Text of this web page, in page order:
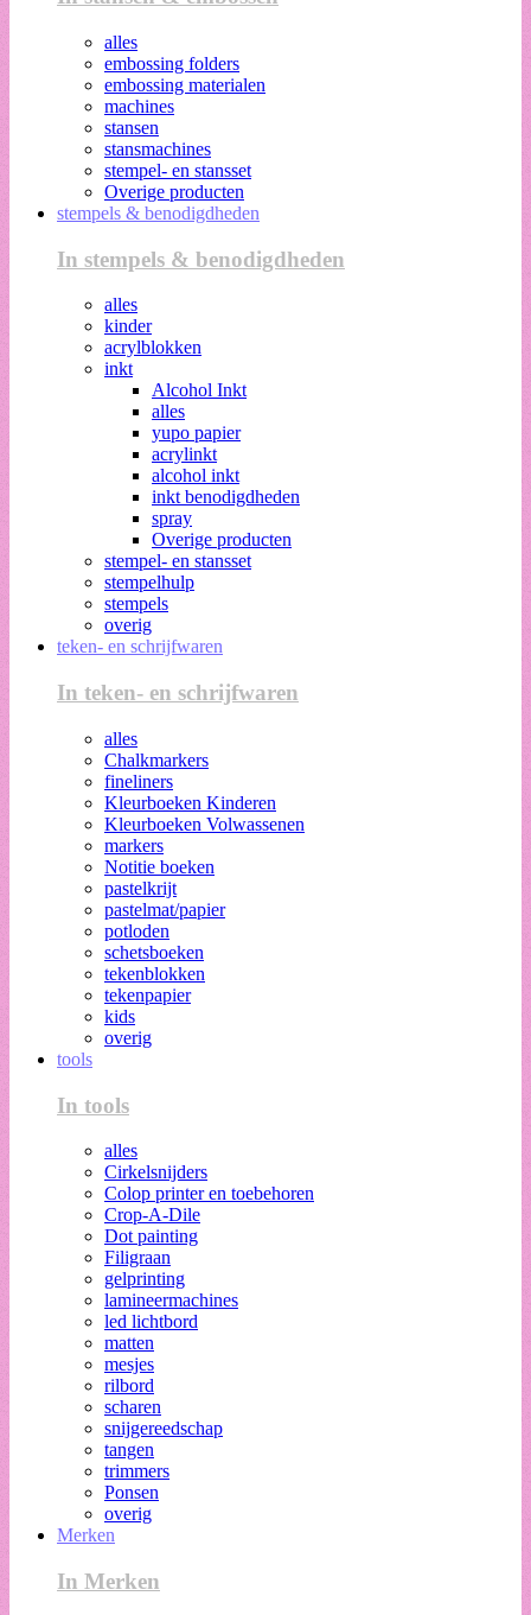
alles
embossing folders
embossing materialen
machines
stansen
stansmachines
stempel- en stansset
Overige producten
stempels & benodigdheden
In stempels & benodigdheden
alles
kinder
acrylblokken
inkt
Alcohol Inkt
alles
yupo papier
acrylinkt
alcohol inkt
inkt benodigdheden
spray
Overige producten
stempel- en stansset
stempelhulp
stempels
overig
teken- en schrijfwaren
In teken- en schrijfwaren
alles
Chalkmarkers
fineliners
Kleurboeken Kinderen
Kleurboeken Volwassenen
markers
Notitie boeken
pastelkrijt
pastelmat/papier
potloden
schetsboeken
tekenblokken
tekenpapier
kids
overig
tools
In tools
alles
Cirkelsnijders
Colop printer en toebehoren
Crop-A-Dile
Dot painting
Filigraan
gelprinting
lamineermachines
led lichtbord
matten
mesjes
rilbord
scharen
snijgereedschap
tangen
trimmers
Ponsen
overig
Merken
In Merken